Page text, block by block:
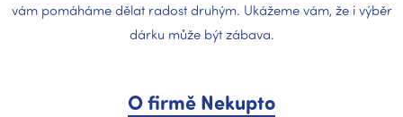
vám pomáháme dělat radost druhým. Ukážeme vám, že i výběr
dárku může být zábava.
O firmě Nekupto